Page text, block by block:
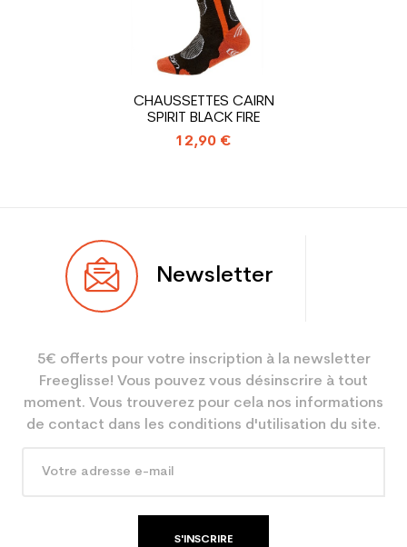
1.31
adulte loisir
CHAUSSETTES CAIRN
SPIRIT BLACK FIRE
12,90 €
Newsletter
5€ offerts pour votre inscription à la newsletter
Freeglisse! Vous pouvez vous désinscrire à tout
moment. Vous trouverez pour cela nos informations
de contact dans les conditions d'utilisation du site.
S'INSCRIRE